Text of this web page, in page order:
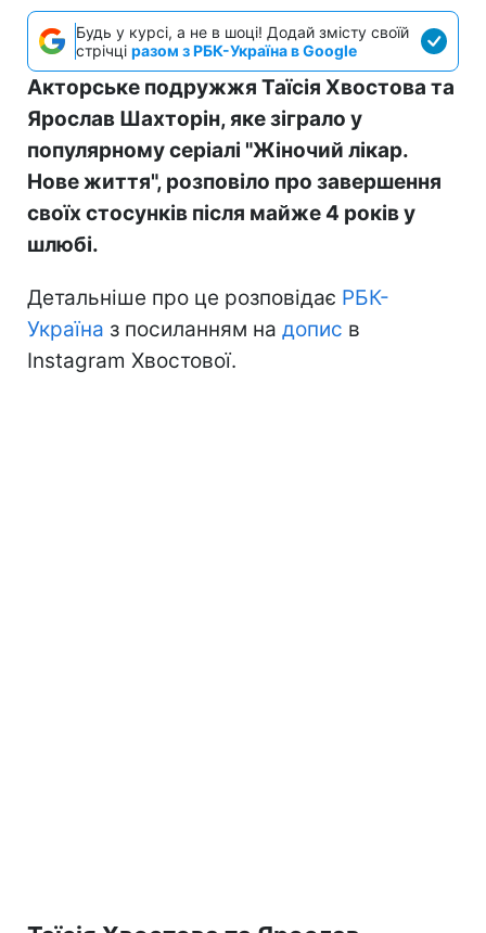
Будь у курсі, а не в шоці! Додай змісту своїй
стрічці разом з РБК-Україна в Google
Акторське подружжя Таїсія Хвостова та
Ярослав Шахторін, яке зіграло у
популярному серіалі "Жіночий лікар.
Нове життя", розповіло про завершення
своїх стосунків після майже 4 років у
шлюбі.
Детальніше про це розповідає РБК-
Україна з посиланням на допис в
Instagram Хвостової.